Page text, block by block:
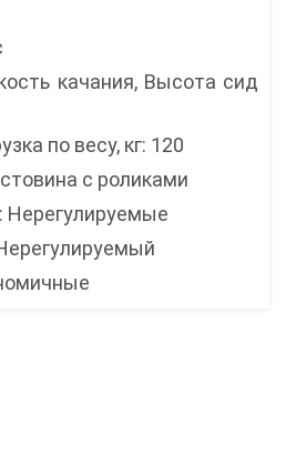
качания, Высота сид
по весу, кг: 120
с роликами
Нерегулируемые